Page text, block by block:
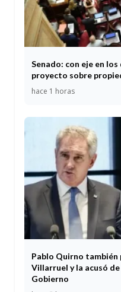
Senado: con eje en
proyecto sobre
hace 1 horas
Pablo Quirno
Villarruel y la acusó
Gobierno